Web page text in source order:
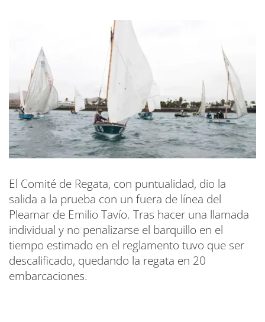
El Comité de Regata, con puntualidad, dio la
salida a la prueba con un fuera de línea del
Pleamar de Emilio Tavío. Tras hacer una llamada
individual y no penalizarse el barquillo en el
tiempo estimado en el reglamento tuvo que ser
descalificado, quedando la regata en 20
embarcaciones.